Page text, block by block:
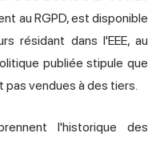
au RGPD, est disponible
résidant dans l'EEE, au
publiée stipule que
vendues à des tiers.
l'historique des